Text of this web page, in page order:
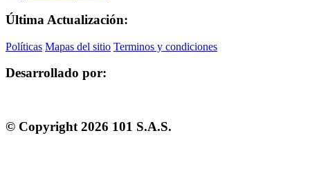
Última Actualización:
Políticas Mapas del sitio Terminos y condiciones
Desarrollado por:
© Copyright 2026 101 S.A.S.